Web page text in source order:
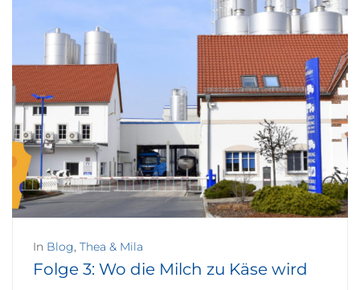
In Blog, Thea & Mila
Folge 3: Wo die Milch zu Käse wird